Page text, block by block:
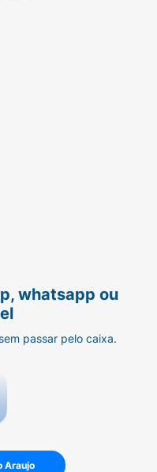
whatsapp ou
passar pelo caixa.
Araujo